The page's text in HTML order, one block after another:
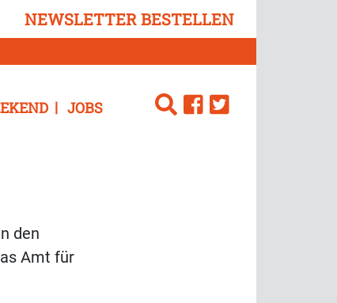
NEWSLETTER BESTELLEN
JOBS
den
Amt für